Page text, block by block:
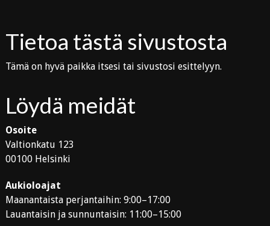
Tietoa tästä sivustosta
Tämä on hyvä paikka itsesi tai sivustosi esittelyyn.
Löydä meidät
Osoite
Valtionkatu 123
00100 Helsinki
Aukioloajat
Maanantaista perjantaihin: 9:00–17:00
Lauantaisin ja sunnuntaisin: 11:00–15:00